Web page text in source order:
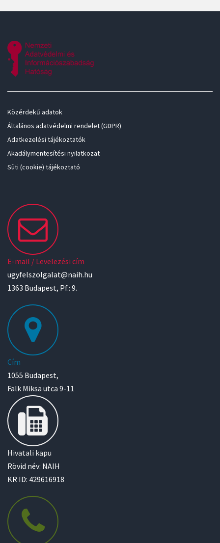
Közérdekű adatok
Általános adatvédelmi rendelet (GDPR)
Adatkezelési tájékoztatók
Akadálymentesítési nyilatkozat
Süti (cookie) tájékoztató
E-mail / Levelezési cím
ugyfelszolgalat@naih.hu
1363 Budapest, Pf.: 9.
Cím
1055 Budapest,
Falk Miksa utca 9-11
Hivatali kapu
Rövid név: NAIH
KR ID: 429616918